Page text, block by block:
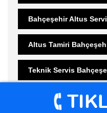
Bahçeşehir Altus
Altus Tamiri
Teknik Servis
Güzelce Arçelik Servisi